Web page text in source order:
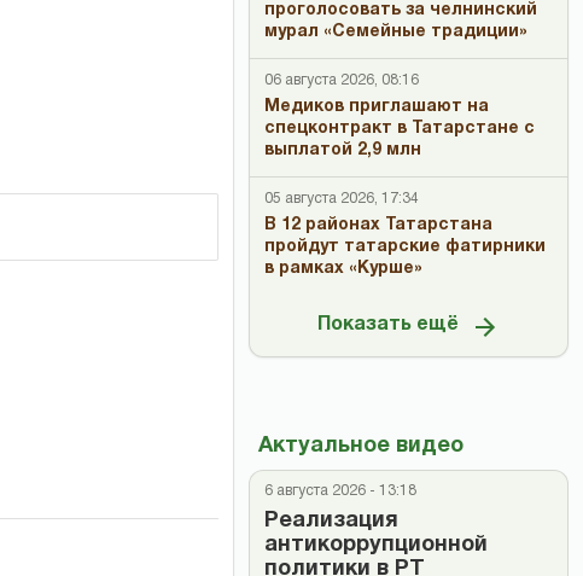
проголосовать за челнинский
мурал «Семейные традиции»
06 августа 2026, 08:16
Медиков приглашают на
спецконтракт в Татарстане с
выплатой 2,9 млн
05 августа 2026, 17:34
В 12 районах Татарстана
пройдут татарские фатирники
в рамках «Курше»
Показать ещё
Актуальное видео
6 августа 2026 - 13:18
Реализация
антикоррупционной
политики в РТ